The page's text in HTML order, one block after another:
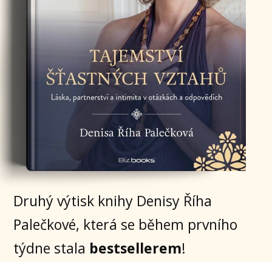
Druhý výtisk knihy Denisy Říha
Palečkové, která se během prvního
týdne stala bestsellerem!